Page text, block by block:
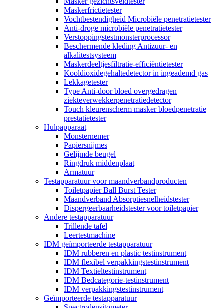
Maskerfrictietester
Vochtbestendigheid Microbiële penetratietester
Anti-droge microbiële penetratietester
Verstoppingstestmonsterprocessor
Beschermende kleding Antizuur- en
alkalitestsysteem
Maskerdeeltjesfiltratie-efficiëntietester
Kooldioxidegehaltedetector in ingeademd gas
Lekkagetester
Type Anti-door bloed overgedragen
ziekteverwekkerpenetratiedetector
Touch kleurenscherm masker bloedpenetratie
prestatietester
Hulpapparaat
Monsternemer
Papiersnijmes
Gelijmde beugel
Ringdruk middenplaat
Armatuur
Testapparatuur voor maandverbandproducten
Toiletpapier Ball Burst Tester
Maandverband Absorptiesnelheidstester
Dispergeerbaarheidstester voor toiletpapier
Andere testapparatuur
Trillende tafel
Leertestmachine
IDM geïmporteerde testapparatuur
IDM rubberen en plastic testinstrument
IDM flexibel verpakkingstestinstrument
IDM Textieltestinstrument
IDM Bedcategorie-testinstrument
IDM verpakkingstestinstrument
Geïmporteerde testapparatuur